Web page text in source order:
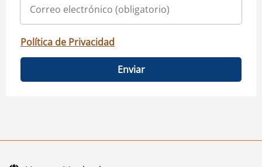
Política de Privacidad
Enviar